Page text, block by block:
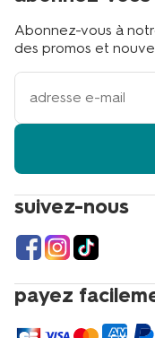
suivez-nous
payez
Abonnez-vous à
des promos et
votre
adresse